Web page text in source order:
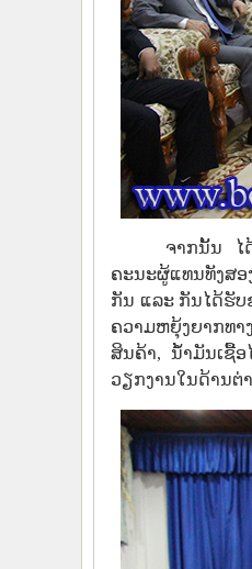
ຈາກນັ້ນ ໄ
ຄະນະຜູ້ແທນທັງສ
ກັນ ແລະ ກັນໄດ້ຮັບ
ຄວາມຫຍຸ້ງຍາກທາ
ສິນຄ້າ, ນ້້ຳມັນເຊື້ອ
ວຽກງານໃນດ້ານຕ່